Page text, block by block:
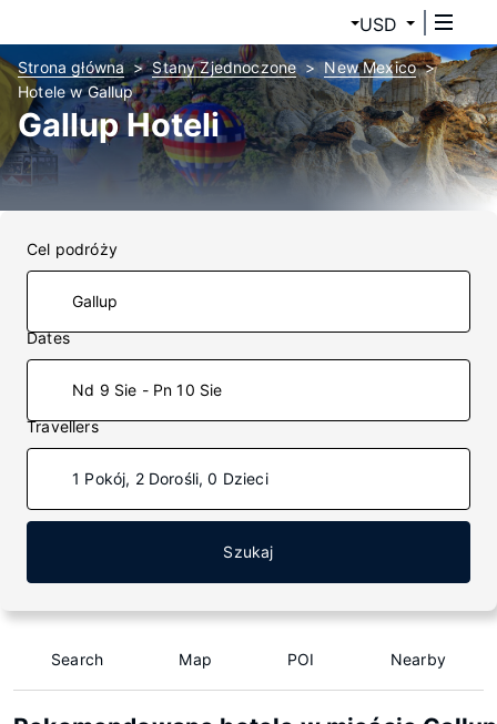
USD
Strona główna Stany Zjednoczone
New Mexico
Hotele w Gallup
Gallup Hoteli
Cel podróży
Dates
Nd 9 Sie - Pn 10 Sie
Travellers
1 Pokój, 2 Dorośli, 0 Dzieci
Szukaj
Search Map POI Nearby